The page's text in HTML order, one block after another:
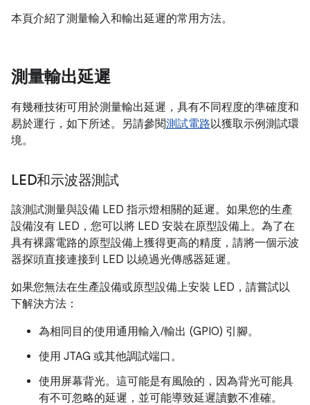
本頁介紹了測量輸入和輸出延遲的常用方法。
測量輸出延遲
有幾種技術可用於測量輸出延遲，具有不同程度的準確度和
易於運行，如下所述。另請參閱測試電路以獲取示例測試環
境。
LED和示波器測試
該測試測量與設備 LED 指示燈相關的延遲。如果您的生產
設備沒有 LED，您可以將 LED 安裝在原型設備上。為了在
具有裸露電路的原型設備上獲得更高的精度，請將一個示波
器探頭直接連接到 LED 以繞過光傳感器延遲。
如果您無法在生產設備或原型設備上安裝 LED，請嘗試以
下解決方法：
為相同目的使用通用輸入/輸出 (GPIO) 引腳。
使用 JTAG 或其他調試端口。
使用屏幕背光。這可能是有風險的，因為背光可能具
有不可忽略的延遲，並可能導致延遲讀數不准確。